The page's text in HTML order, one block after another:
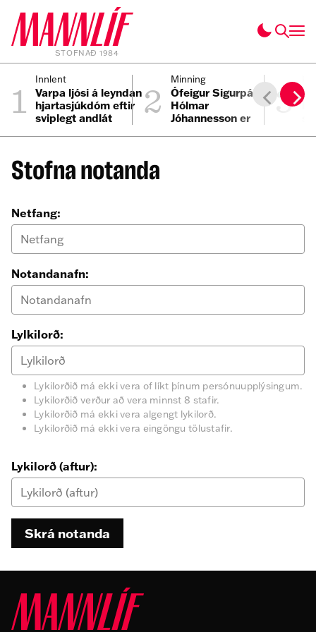
STOFNAÐ 1984
1 Innlent
Varpa ljósi á leyndan
hjartasjúkdóm eftir
sviplegt andlát
2 Minning
Ófeigur Sigurpáll
Hólmar
Jóhannesson er
3
Stofna notanda
Netfang:
Notandanafn:
Lylkilorð:
Lykilorðið má ekki vera of líkt þínum persónuupplýsingum.
Lykilorðið verður að vera minnst 8 stafir.
Lykilorðið má ekki vera algengt lykilorð.
Lykilorðið má ekki vera eingöngu tölustafir.
Lykilorð (aftur):
Skrá notanda